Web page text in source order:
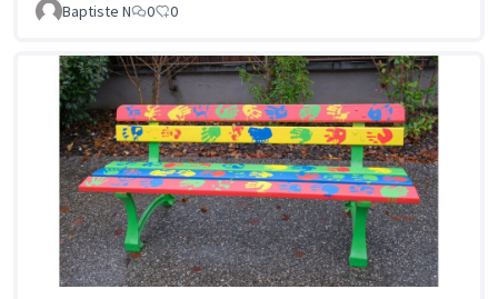
Baptiste N 0 0